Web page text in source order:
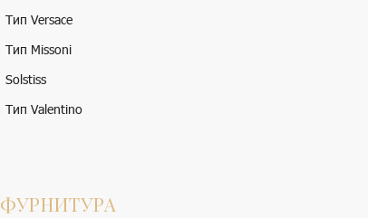
Тип Versace
Тип Missoni
Solstiss
Тип Valentino
ФУРНИТУРА